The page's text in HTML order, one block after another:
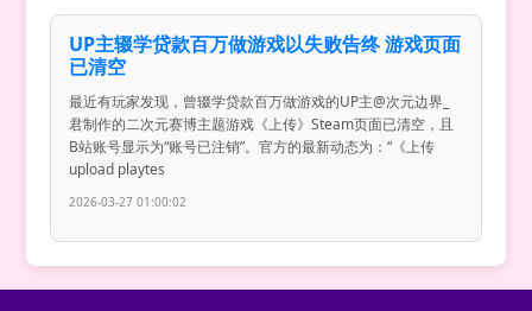
UP主辍学贷款百万做游戏以失败告终 游戏页面
已清空
最近有玩家发现，曾辍学贷款百万做游戏的UP主@次元边界_
君制作的二次元赛博主题游戏《上传》Steam页面已清空，且
B站账号显示为“账号已注销”。官方的最新动态为：“《上传
upload playtes
2026-03-27 01:00:02